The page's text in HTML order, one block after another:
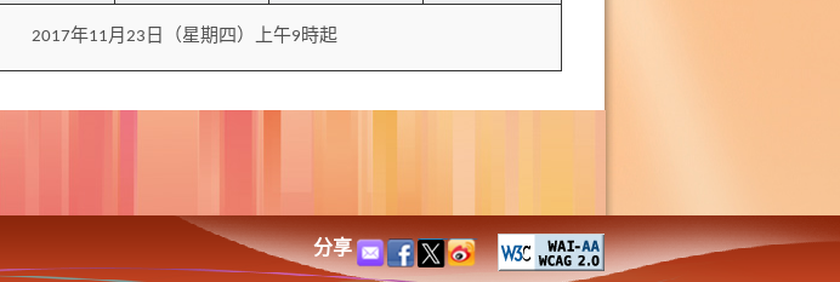
2017年11月23日（星期四）上午9時起
分享